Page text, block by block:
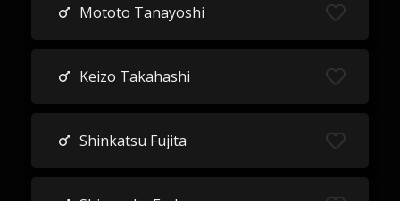
Mototo Tanayoshi
Keizo Takahashi
Shinkatsu Fujita